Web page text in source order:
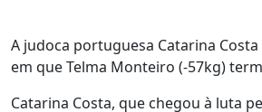
A judoca portuguesa Catarina
em que Telma Monteiro (-57kg)
Catarina Costa, que chegou à luta